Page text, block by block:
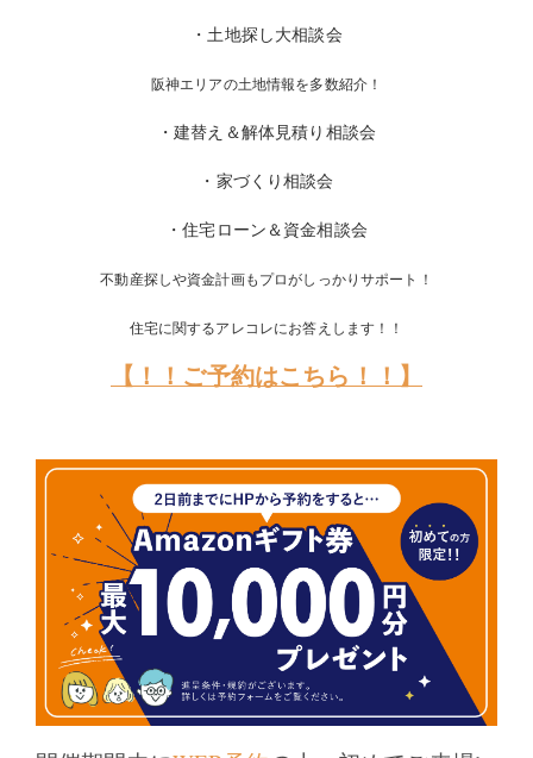
・土地探し大相談会
阪神エリアの土地情報を多数紹介！
・建替え＆解体見積り相談会
・家づくり相談会
・住宅ローン＆資金相談会
不動産探しや資金計画もプロがしっかりサポート！
住宅に関するアレコレにお答えします！！
【！！ご予約はこちら！！】